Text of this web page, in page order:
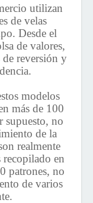
utilizan
de velas
Desde el
de valores,
de reversión y
modelos
más de 100
supuesto, no
de la
realmente
recopilado en
patrones, no
de varios